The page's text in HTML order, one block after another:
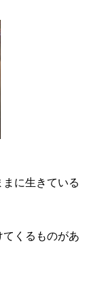
に生きている
くるものがあ